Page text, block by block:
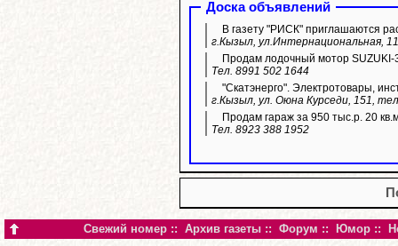
Доска объявлений
В газету "РИСК" приглашаются
г.Кызыл, ул.Интернациональная,
Продам лодочный мотор SUZUKI-
Тел. 8991 502 1644
"Скатэнерго". Электротовары,
г.Кызыл, ул. Оюна Курседи, 151,
Продам гараж за 950 тыс.р. 20
Тел. 8923 388 1952
Свежий номер :: Архив газеты :: Форум :: Юмор ::